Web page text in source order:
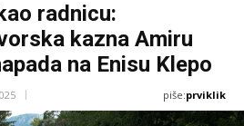
radnicu:
kazna Amiru
na Enisu Klepo
piše:prviklik